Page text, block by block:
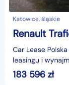
Katowice, śląskie
Renault
Car Lease
leasingu i
Grand
183 596 zł